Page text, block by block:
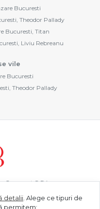
Bucuresti
Theodor Pallady
Bucuresti, Titan
Liviu Rebreanu
vile
Bucuresti
Theodor Pallady
Concept S.R.L.
detalii Alege ce tipuri de
permitem: